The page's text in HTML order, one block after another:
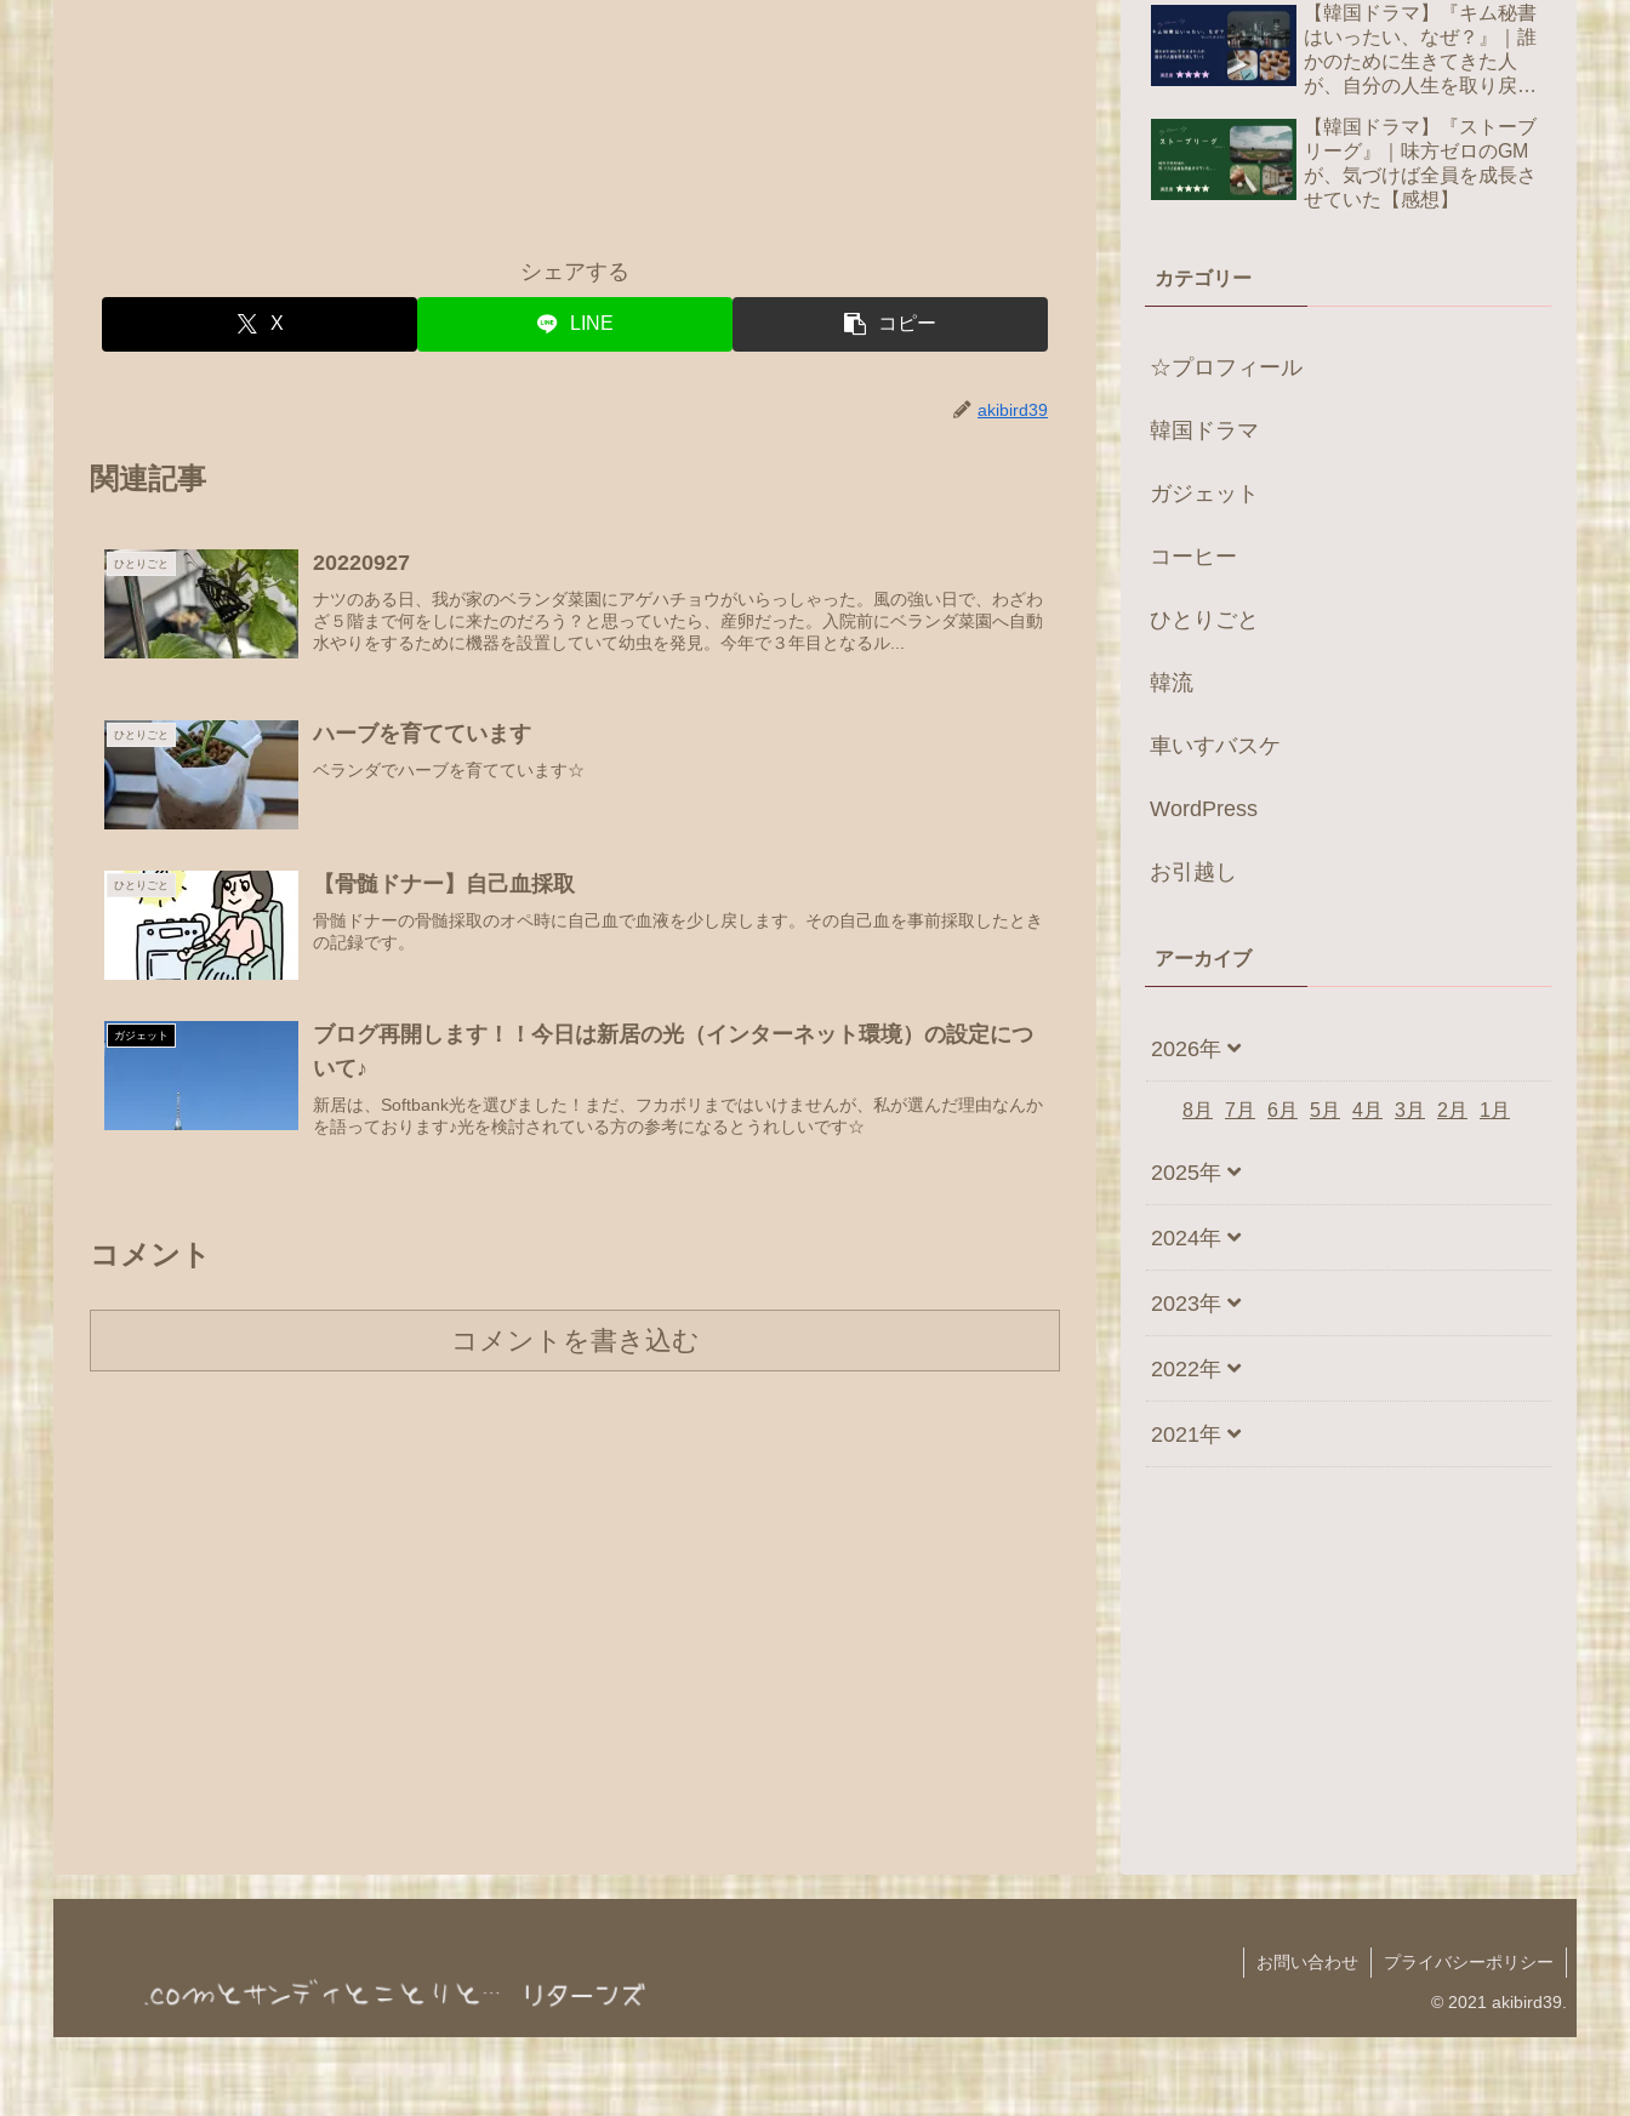
シェアする
X LINE コピー
akibird39
関連記事
ひとりごと 20220927
ナツのある日、我が家のベランダ菜園にアゲハチョウがいらっしゃった。風の強い日で、わざわ
ざ５階まで何をしに来たのだろう？と思っていたら、産卵だった。入院前にベランダ菜園へ自動
水やりをするために機器を設置していて幼虫を発見。今年で３年目となるル...
ひとりごと ハーブを育てています
ベランダでハーブを育てています☆
ひとりごと 【骨髄ドナー】自己血採取
骨髄ドナーの骨髄採取のオペ時に自己血で血液を少し戻します。その自己血を事前採取したとき
の記録です。
ガジェット
ブログ再開します！！今日は新居の光（インターネット環境）の設定につ
いて♪
新居は、Softbank光を選びました！まだ、フカボリまではいけませんが、私が選んだ理由なんか
を語っております♪光を検討されている方の参考になるとうれしいです☆
コメント
コメントを書き込む
【韓国ドラマ】『キム秘書
はいったい、なぜ？』｜誰
かのために生きてきた人
が、自分の人生を取り戻し
【韓国ドラマ】『ストーブ
リーグ』｜味方ゼロのGM
が、気づけば全員を成長さ
せていた【感想】
カテゴリー
☆プロフィール
韓国ドラマ
ガジェット
コーヒー
ひとりごと
韓流
車いすバスケ
WordPress
お引越し
アーカイブ
2026年
8月 7月 6月 5月 4月 3月 2月 1月
2025年
2024年
2023年
2022年
2021年
お問い合わせ プライバシーポリシー
© 2021 akibird39.